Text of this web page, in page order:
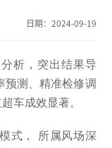
日期： 2024-09-19
析，突出结果导
预测、精准检修调
车成效显著。
式， 所属风场深